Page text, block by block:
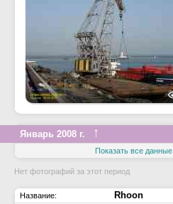
Январь 2008 г. ↑
Показать все данные
Нет фотографий за этот период
Название: Rhoon